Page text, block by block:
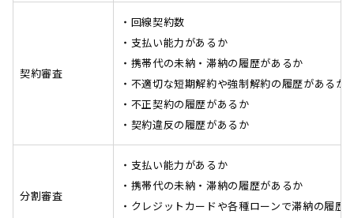
契約審査
・回線契約数
・支払い能力があるか
・携帯代の未納・滞納の履歴があるか
・不適切な短期解約や強制解約の履歴があるか
・不正契約の履歴があるか
・契約違反の履歴があるか
分割審査
・支払い能力があるか
・携帯代の未納・滞納の履歴があるか
・クレジットカードや各種ローンで滞納の履歴